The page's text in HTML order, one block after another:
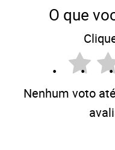
O que
Nenhum voto